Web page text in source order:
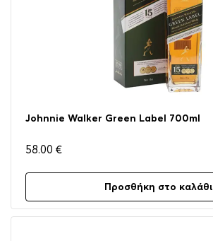
Johnnie Walker Green Label 700ml
58.00 €
Προσθήκη στο καλάθι